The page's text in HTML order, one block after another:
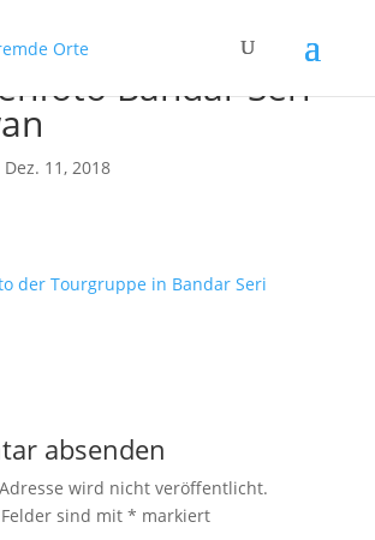
Bandar Seri
Dez. 11, 2018
absenden
wird nicht veröffentlicht.
sind mit * markiert